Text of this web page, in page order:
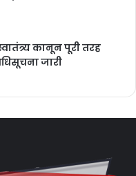
कानून पूरी तरह
जारी